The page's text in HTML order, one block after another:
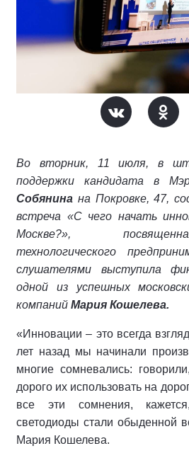
Во вторник, 11 июля, в
поддержки кандидата в
Собянина на Покровке, 47,
встреча «С чего начать
Москве?»,
технологического
слушателями выступила
одной из успешных
компаний Мария Кошелева.
«Инновации – это всегда
лет назад мы начинали
многие сомневались:
дорого их использовать на
все эти сомнения,
светодиоды стали обыденной
Мария Кошелева.